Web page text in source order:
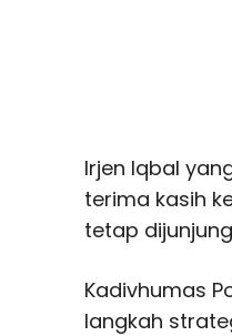
Irjen Iqbal
terima kasih
tetap
Kadivhumas
langkah